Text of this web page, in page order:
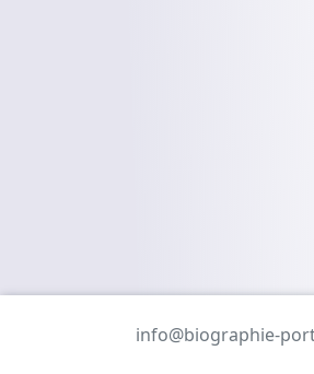
info@biographie-